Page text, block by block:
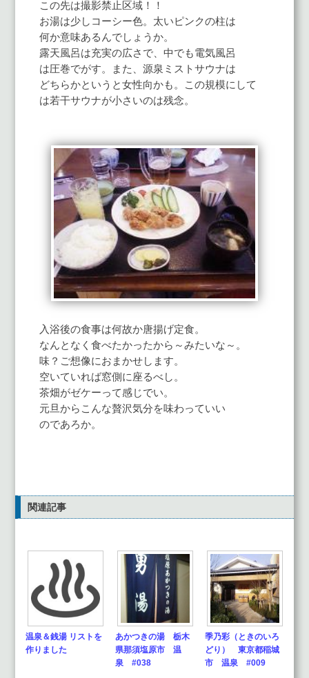
この先は撮影禁止区域！！
お湯は少しコーシー色。太いピンクの柱は
何か意味あるんでしょうか。
露天風呂は充実の広さで、中でも電気風呂
は圧巻でがす。また、源泉ミストサウナは
どちらかというと女性向かも。この規模にして
は若干サウナが小さいのは残念。
入浴後の食事は何故か唐揚げ定食。
なんとなく食べたかったから～みたいな～。
味？ご想像におまかせします。
空いていれば窓側に座るべし。
茶畑がゼケーって感じでい。
元旦からこんな贅沢気分を味わっていい
のであろか。
関連記事
温泉＆銭湯 リストを
作りました
あかつきの湯 栃木
県那須塩原市 温
泉 #038
季乃彩（ときのいろ
どり） 東京都稲城
市 温泉 #009